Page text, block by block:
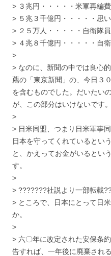
> ３兆円・・・・・米軍再編費
> ５兆３千億円・・・・・思
> ２５万人・・・・・自衛隊
> ４兆８千億円・・・・・自
>
> なのに、新聞の中では良心
薦の「東京新聞」の、今日３
を含むものでした。だいたい
が、この部分はいけないです。
>
> 日米同盟、つまり日米軍事
日本を守ってくれているとい
と、かえってお金がいるとい
す。
>
> ???????社説より一部転載
> ところで、日本にとって日
か。
>
> 六〇年に改定された安保条
告すれば、一年後に廃棄され